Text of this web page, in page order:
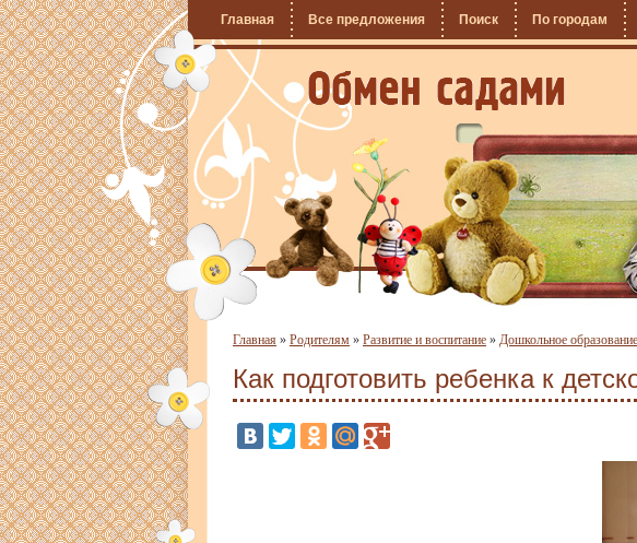
Главная Все предложения Поиск По городам
Главная » Родителям » Развитие и воспитание » Дошкольное образование
Как подготовить ребенка к